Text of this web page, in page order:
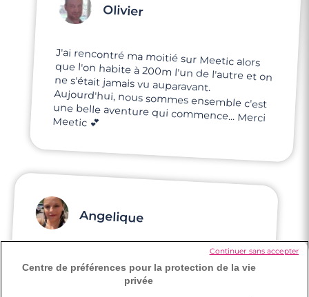
Olivier
J'ai rencontré ma moitié sur Meetic alors
que l'on habite à 200m l'un de l'autre et on
ne s'était jamais vu auparavant.
Aujourd'hui, nous sommes ensemble c'est
une belle aventure qui commence... Merci
Meetic 💕
Angelique
Au début j'étais sceptique, ensuite je me
suis dit go, et là j'ai rencontré quelqu'un de
Centre de préférences pour la protection de la vie
privée
Continuer sans accepter